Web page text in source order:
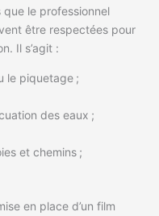
le professionnel
être respectées pour
Il s’agit :
le piquetage ;
des eaux ;
et chemins ;
en place d’un film